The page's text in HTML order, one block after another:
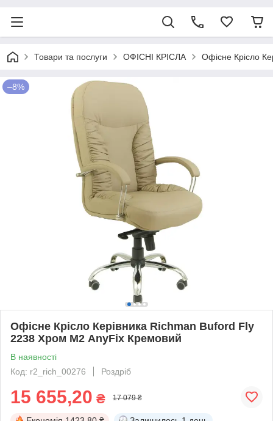
Товари та послуги ОФІСНІ КРІСЛА Офісне Крісло
–8%
Офісне Крісло Керівника Richman Buford Fly
2238 Хром М2 AnyFix Кремовий
В наявності
Код: r2_rich_00276
Роздріб
15 655,20 ₴ 17 079 ₴